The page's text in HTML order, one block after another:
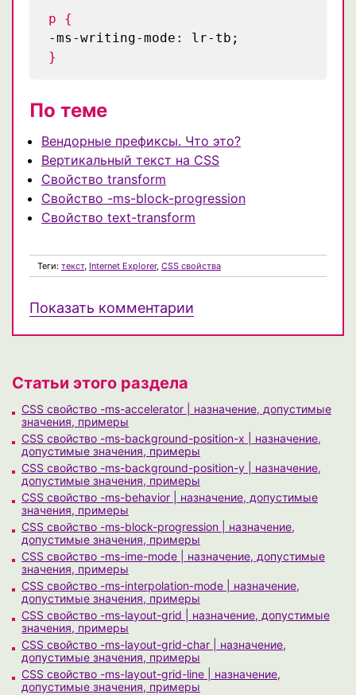
p {
-ms-writing-mode: lr-tb;
}
По теме
Вендорные префиксы. Что это?
Вертикальный текст на CSS
Свойство transform
Свойство -ms-block-progression
Свойство text-transform
Теги: текст, Internet Explorer, CSS свойства
Показать комментарии
Статьи этого раздела
CSS свойство -ms-accelerator | назначение, допустимые
значения, примеры
CSS свойство -ms-background-position-x | назначение,
допустимые значения, примеры
CSS свойство -ms-background-position-y | назначение,
допустимые значения, примеры
CSS свойство -ms-behavior | назначение, допустимые
значения, примеры
CSS свойство -ms-block-progression | назначение,
допустимые значения, примеры
CSS свойство -ms-ime-mode | назначение, допустимые
значения, примеры
CSS свойство -ms-interpolation-mode | назначение,
допустимые значения, примеры
CSS свойство -ms-layout-grid | назначение, допустимые
значения, примеры
CSS свойство -ms-layout-grid-char | назначение,
допустимые значения, примеры
CSS свойство -ms-layout-grid-line | назначение,
допустимые значения, примеры